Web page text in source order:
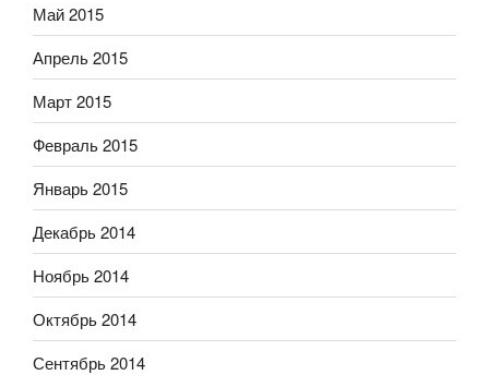
Май 2015
Апрель 2015
Март 2015
Февраль 2015
Январь 2015
Декабрь 2014
Ноябрь 2014
Октябрь 2014
Сентябрь 2014